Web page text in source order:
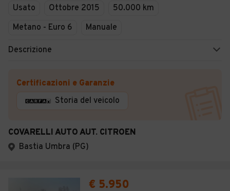
Usato Ottobre 2015
50.000 km
Metano - Euro 6
Manuale
Descrizione
Certificazioni e Garanzie
Storia del veicolo
COVARELLI AUTO AUT. CITROEN
Bastia Umbra (PG)
€ 5.950